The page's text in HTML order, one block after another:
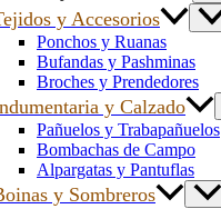
y Accesorios
Ponchos y Ruanas
Bufandas y Pashminas
Broches y Prendedores
y Calzado
Pañuelos y Trabapañuelos
Bombachas de Campo
Alpargatas y Pantuflas
y Sombreros